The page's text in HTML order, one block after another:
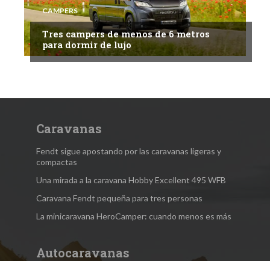
CAMPERS
Tres campers de menos de 6 metros
para dormir de lujo
Caravanas
Fendt sigue apostando por las caravanas ligeras y
compactas
Una mirada a la caravana Hobby Excellent 495 WFB
Caravana Fendt pequeña para tres personas
La minicaravana HeroCamper: cuando menos es más
Autocaravanas